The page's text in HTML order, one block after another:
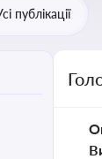
публікації